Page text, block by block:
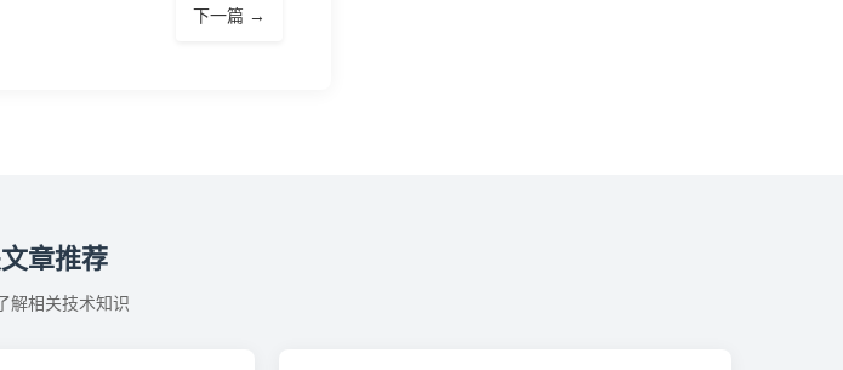
下一篇 →
章推荐
解相关技术知识